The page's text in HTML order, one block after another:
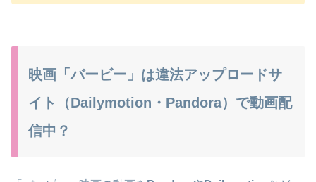
映画「バービー」は違法アップロードサ
イト（Dailymotion・Pandora）で動画配
信中？